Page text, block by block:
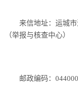
来信地址：运城
（举报与核查中心）
邮政编码：044000